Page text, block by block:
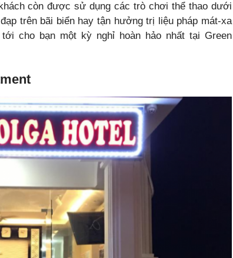
còn được sử dụng các trò chơi thể thao dưới
trên bãi biển hay tận hưởng trị liệu pháp mát-xa
cho bạn một kỳ nghỉ hoàn hảo nhất tại Green